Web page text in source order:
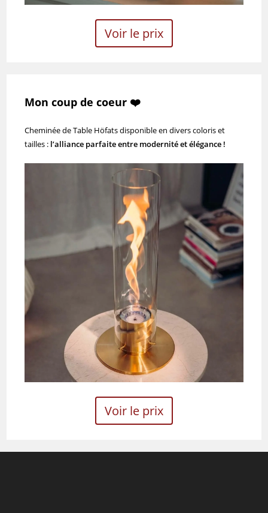
Voir le prix
Mon coup de coeur ❤️
Cheminée de Table Höfats disponible en divers coloris et
tailles : l’alliance parfaite entre modernité et élégance !
Voir le prix